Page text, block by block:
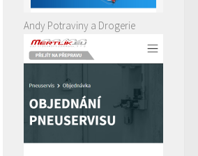
Andy Potraviny a Drogerie